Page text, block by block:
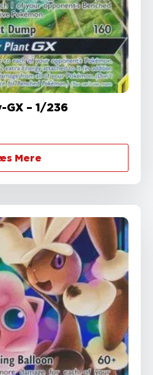
GX – 1/236
Mere